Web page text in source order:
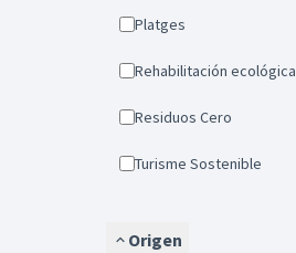
Platges
Rehabilitación ecológica
Residuos Cero
Turisme Sostenible
Origen